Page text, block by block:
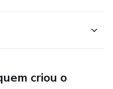
criou o